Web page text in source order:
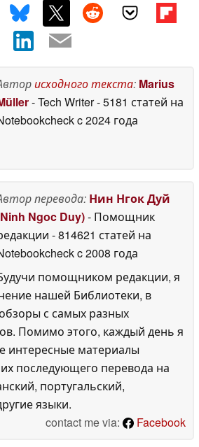
исходного текста: Marius
- Tech Writer- 5181 статей на
c 2024 года
перевода: Нин Нгок Дуй
Ngoc Duy)- Помощник
- 814621 статей на
c 2008 года
помощником редакции, я
нашей Библиотеки, в
с самых разных
Помимо этого, каждый день я
интересные материалы
последующего перевода на
португальский,
языки.
contact me via:
Facebook